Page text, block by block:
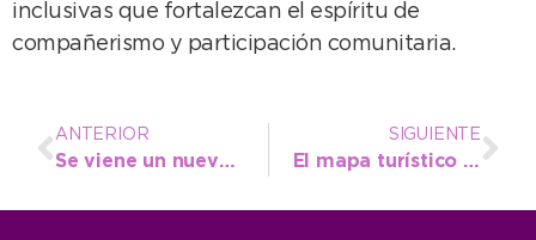
inclusivas que fortalezcan el espíritu de
compañerismo y participación comunitaria.
ANTERIOR
Se viene un nuevo encuentro de jubilados, con almuerzo y shows artísticos
SIGUIENTE
El mapa turístico de Necochea/Quequén se puede ver en garitas de colectivos